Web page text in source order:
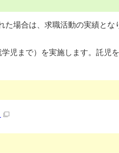
た場合は、求職活動の実績とな
児まで）を実施します。託児